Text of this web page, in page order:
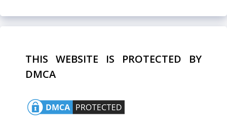
THIS WEBSITE IS PROTECTED BY
DMCA